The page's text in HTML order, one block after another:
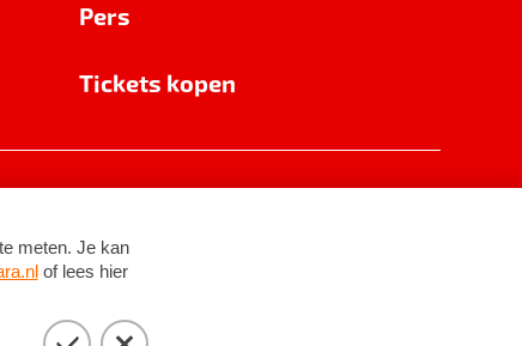
Pers
Tickets kopen